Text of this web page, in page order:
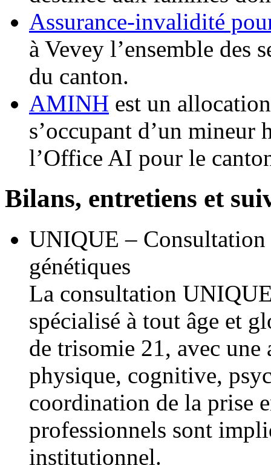
Assurance-invalidité
à Vevey l’ensemble des
du canton.
AMINH est un
s’occupant d’un mineur
l’Office AI pour le
Bilans, entretiens et
UNIQUE – Consultation
génétiques
La consultation
spécialisé à tout âge et
de trisomie 21, avec une
physique, cognitive,
coordination de la prise
professionnels sont
institutionnel.